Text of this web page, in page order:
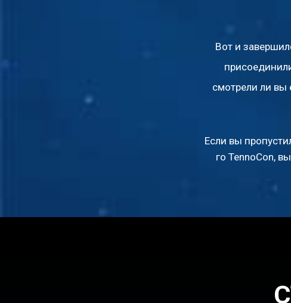
Вот и
смотрели ли вы
Если вы
го TennoCon,